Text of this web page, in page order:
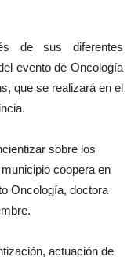
de sus diferentes
evento de Oncología
que se realizará en el
sobre los
coopera en
Oncología, doctora
actuación de